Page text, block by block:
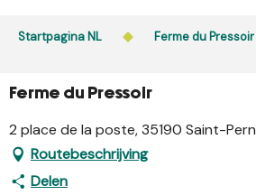
Startpagina NL Ferme du Pressoir
Ferme du Pressoir
2 place de la poste, 35190 Saint-Pern
Routebeschrijving
Delen